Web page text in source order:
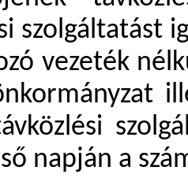
szolgáltatást
vezeték
napján a